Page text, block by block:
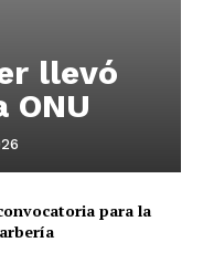
llevó
ONU
para la